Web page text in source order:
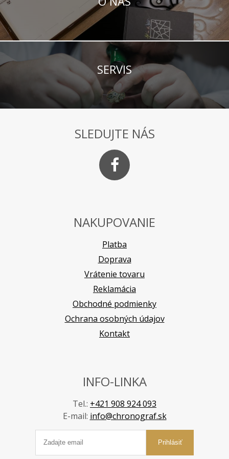
SERVIS
SLEDUJTE NÁS
NAKUPOVANIE
Platba
Doprava
Vrátenie tovaru
Reklamácia
Obchodné podmienky
Ochrana osobných údajov
Kontakt
INFO-LINKA
Tel.: +421 908 924 093
E-mail: info@chronograf.sk
Prihlásiť